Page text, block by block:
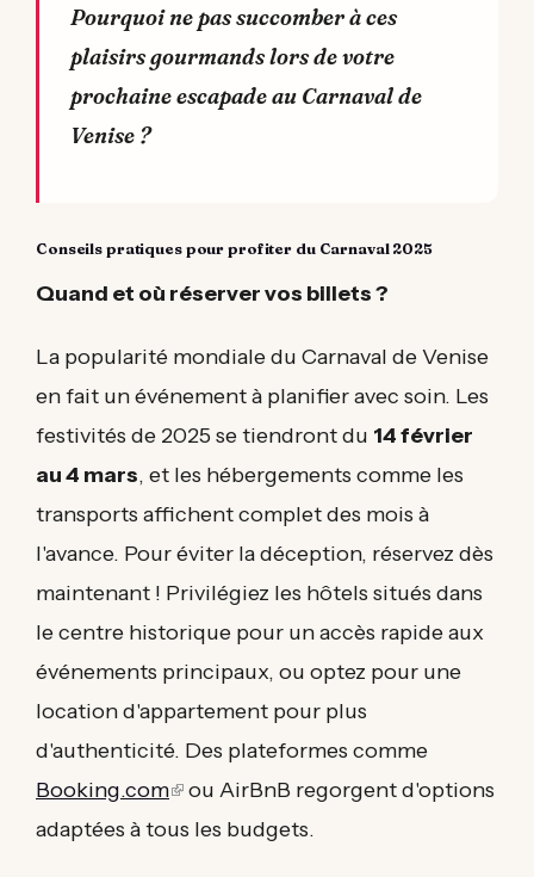
Pourquoi ne pas succomber à ces
plaisirs gourmands lors de votre
prochaine escapade au Carnaval de
Venise ?
Conseils pratiques pour profiter du Carnaval 2025
Quand et où réserver vos billets ?
La popularité mondiale du Carnaval de Venise
en fait un événement à planifier avec soin. Les
festivités de 2025 se tiendront du 14 février
au 4 mars, et les hébergements comme les
transports affichent complet des mois à
l'avance. Pour éviter la déception, réservez dès
maintenant ! Privilégiez les hôtels situés dans
le centre historique pour un accès rapide aux
événements principaux, ou optez pour une
location d'appartement pour plus
d'authenticité. Des plateformes comme
Booking.com(link
is
ou AirBnB regorgent d'options
adaptées à tous les budgets.